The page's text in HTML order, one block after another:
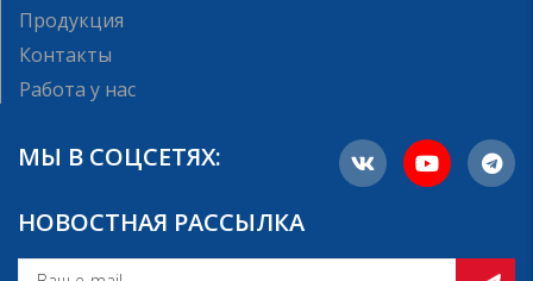
Продукция
Контакты
Работа у нас
МЫ В СОЦСЕТЯХ:
НОВОСТНАЯ РАССЫЛКА